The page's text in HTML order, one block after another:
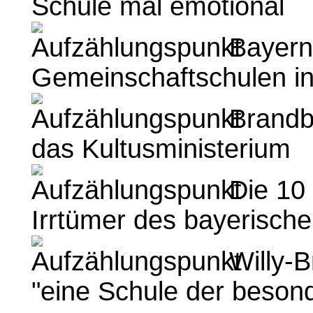
Schule mal emotional
Gemeinschaftschulen
das Kultusministerium
Die 10
Irrtümer des
Willy-
"eine Schule der